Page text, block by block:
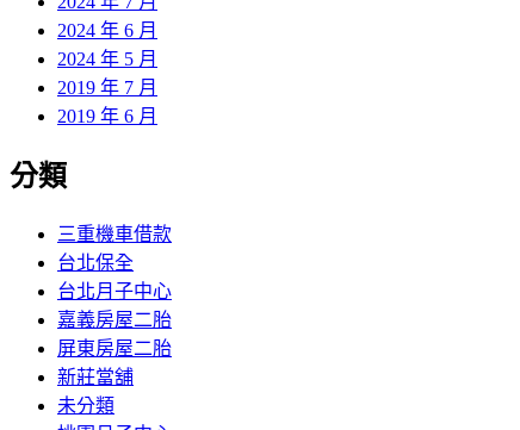
2024 年 6 月
2024 年 5 月
2019 年 7 月
2019 年 6 月
分類
三重機車借款
台北保全
台北月子中心
嘉義房屋二胎
屏東房屋二胎
新莊當舖
未分類